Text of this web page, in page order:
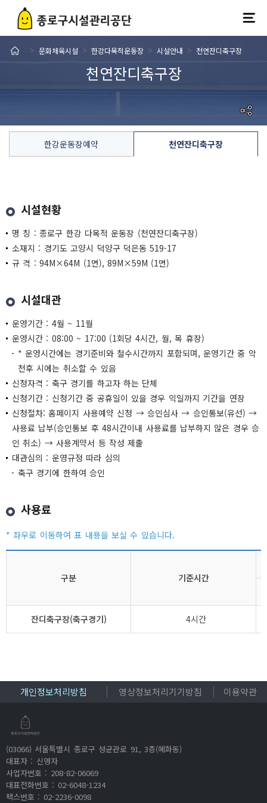
천연잔디축구장
> 문화체육시설 > 한강다목적운동장 > 시설안내 > 천연잔디축구장
한강운동장예약 천연잔디축구장
시설현황
명 칭 : 종로구 한강 다목적 운동장 (천연잔디축구장)
소재지 : 경기도 고양시 덕양구 덕은동 519-17
규 격 : 94M×64M (1면), 89M×59M (1면)
시설대관
운영기간 : 4월 ~ 11월
운영시간 : 08:00 ~ 17:00 (1회당 4시간, 월, 목 휴장)
* 운영시간에는 경기준비와 철수시간까지 포함되며, 운영기간 중 악
천후 시에는 취소할 수 있음
신청자격 : 축구 경기를 하고자 하는 단체
신청기간 : 신청기간 중 공휴일이 있을 경우 익일까지 기간을 연장
신청절차: 홈페이지 사용예약 신청 → 승인심사 → 승인통보(유선) →
사용료 납부(승인통보 후 48시간이내 사용료를 납부하지 않은 경우 승
인 취소) → 사용계약서 등 작성 제출
대관심의 : 운영규정 따라 심의
축구 경기에 한하여 승인
사용료
구분 기준시간
잔디축구장(축구경기) 4시간
개인정보처리방침 영상정보처리기기방침 이용약관
(03066) 서울특별시 종로구 성균관로 91, 3층(혜화동)
대표자 : 신영자
사업자번호 : 208-82-06069
대표전화번호 : 02-6048-1234
팩스번호 : 02-2236-0098